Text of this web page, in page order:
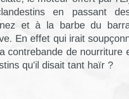
en passant
et à la barbe du
En effet qui irait
contrebande de nourriture
qu'il disait tant haïr ?